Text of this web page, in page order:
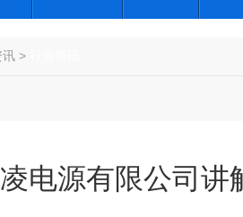
讯 >
凌电源有限公司